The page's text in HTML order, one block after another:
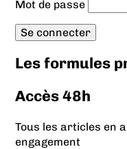
Mot de passe
Les formules
Accès 48h
Tous les articles en
engagement